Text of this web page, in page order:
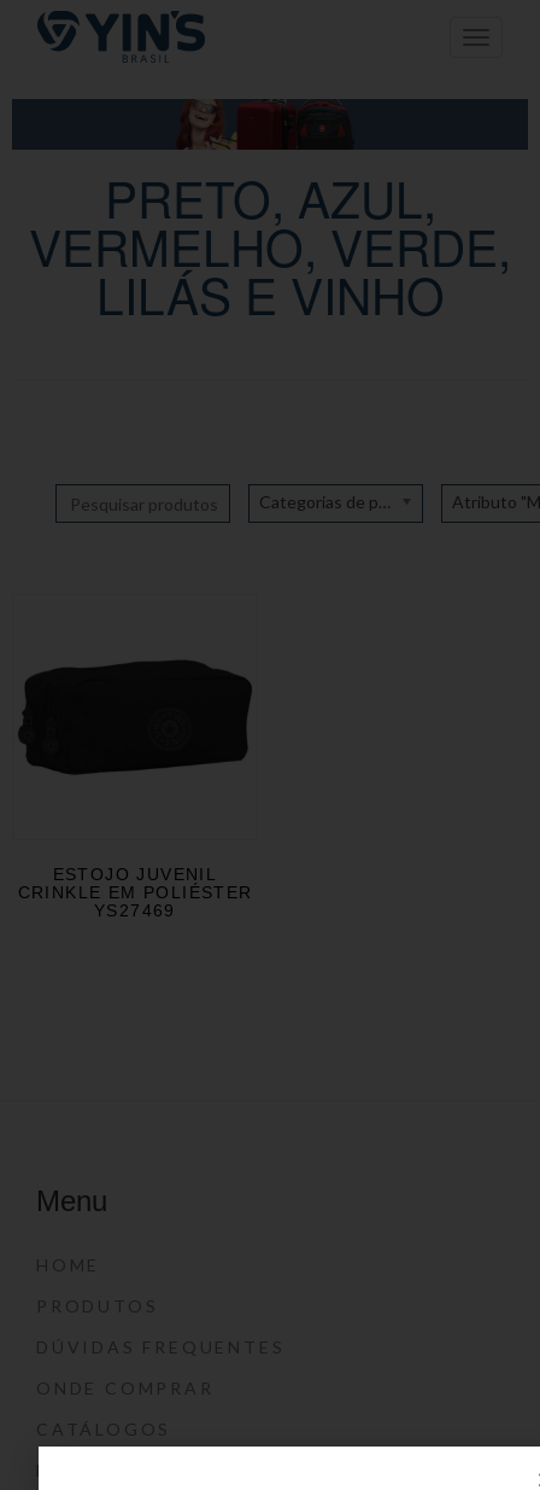
Pular
para
conteúdo
Toggle
PRETO, AZUL,
VERMELHO, VERDE,
LILÁS E VINHO
Categorias de produto
ESTOJO JUVENIL
CRINKLE EM POLIÉSTER
YS27469
Menu
HOME
PRODUTOS
DÚVIDAS FREQUENTES
ONDE COMPRAR
CATÁLOGOS
BLOG